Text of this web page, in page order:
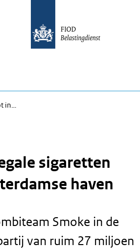
in…
sigaretten
haven
Smoke in de
van ruim 27 miljoen